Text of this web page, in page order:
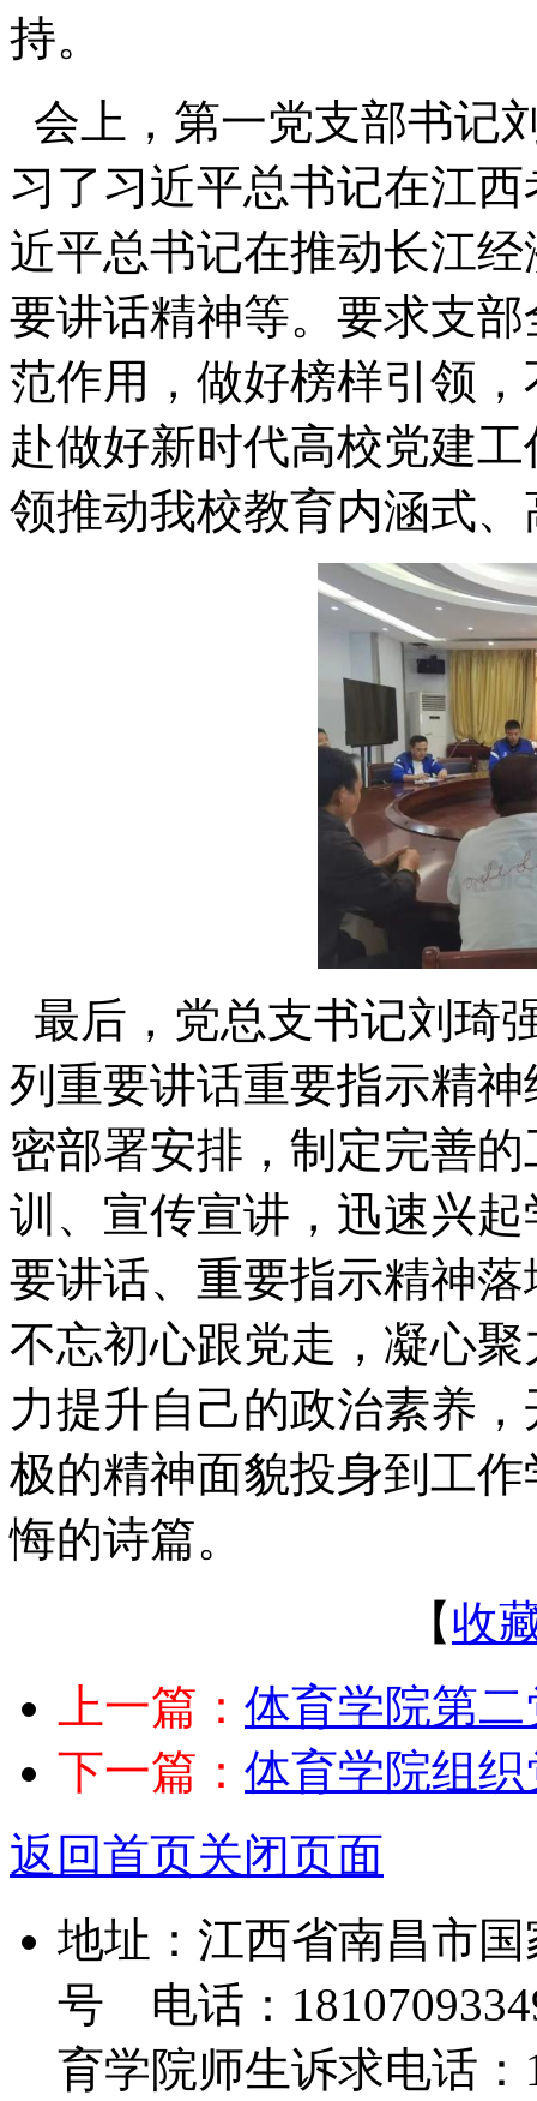
持。
会上，第一党支部书记
习了习近平总书记在江
近平总书记在推动长江
要讲话精神等。要求支
范作用，做好榜样引领
赴做好新时代高校党建
领推动我校教育内涵式
最后，党总支书记刘琦
列重要讲话重要指示精
密部署安排，制定完善
训、宣传宣讲，迅速兴
要讲话、重要指示精神
不忘初心跟党走，凝心
力提升自己的政治素养
极的精神面貌投身到工
悔的诗篇。
【收
上一篇： 体育学院第
下一篇： 体育学院组
返回首页关闭页面
地址：江西省南昌市
号 电话：
育学院师生诉求电话：